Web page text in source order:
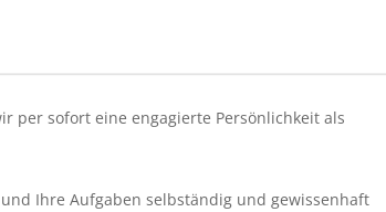
per sofort eine engagierte Persönlichkeit als
Ihre Aufgaben selbständig und gewissenhaft